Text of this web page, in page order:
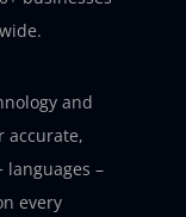
and
accurate,
–
every